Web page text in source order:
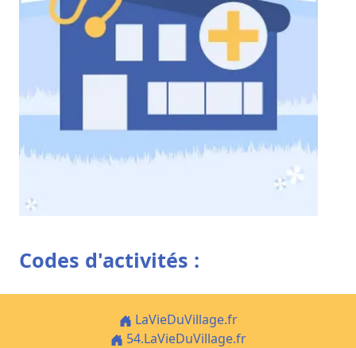
Codes d'activités :
LaVieDuVillage.fr
54.LaVieDuVillage.fr